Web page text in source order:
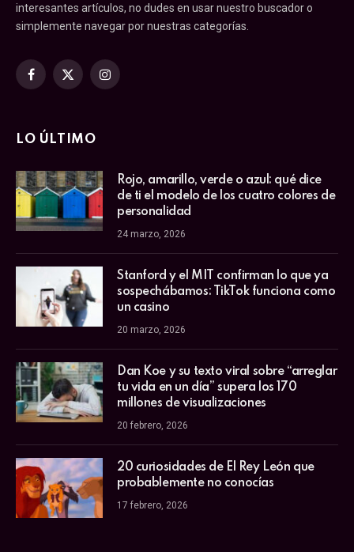
interesantes artículos, no dudes en usar nuestro buscador o
simplemente navegar por nuestras categorías.
Facebook
X
Instagram
LO ÚLTIMO
Rojo, amarillo, verde o azul: qué dice
de ti el modelo de los cuatro colores de
personalidad
24 marzo, 2026
Stanford y el MIT confirman lo que ya
sospechábamos: TikTok funciona como
un casino
20 marzo, 2026
Dan Koe y su texto viral sobre “arreglar
tu vida en un día” supera los 170
millones de visualizaciones
20 febrero, 2026
20 curiosidades de El Rey León que
probablemente no conocías
17 febrero, 2026